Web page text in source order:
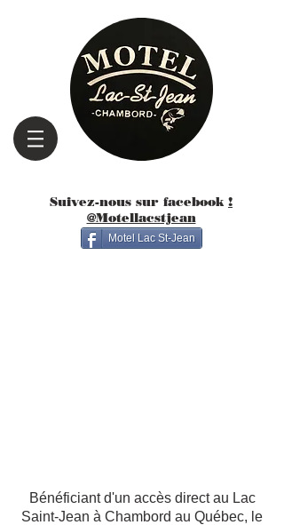
Suivez-nous sur facebook !
@Motellacstjean
Motel Lac St-Jean
Bénéficiant d'un accès direct au Lac
Saint-Jean à Chambord au Québec, le